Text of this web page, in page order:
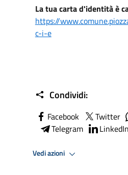
La tua carta d'identità è
https://
c-i-e
Condividi:
Facebook Twitter
Telegram
LinkedIn
Vedi azioni